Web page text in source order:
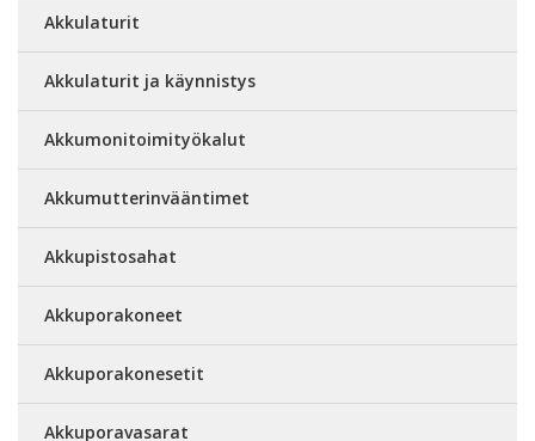
Akkulaturit
Akkulaturit ja käynnistys
Akkumonitoimityökalut
Akkumutterinvääntimet
Akkupistosahat
Akkuporakoneet
Akkuporakonesetit
Akkuporavasarat